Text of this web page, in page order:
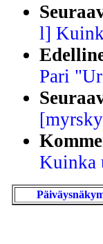
l]
Pari
Kuinka